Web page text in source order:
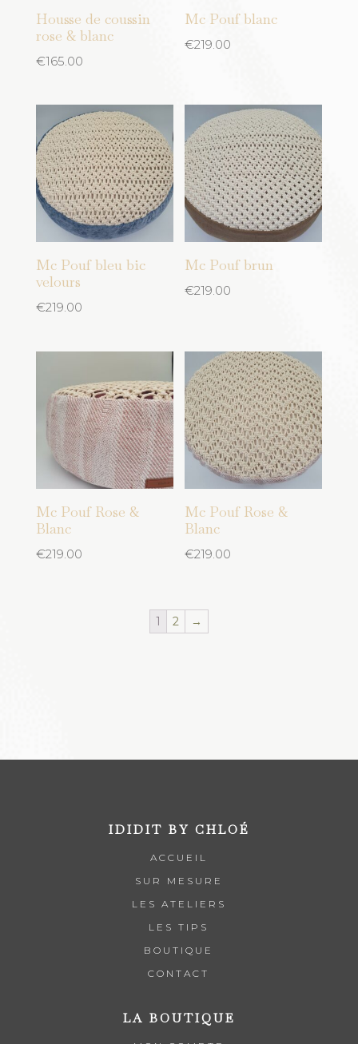
Housse de coussin
rose & blanc
€165.00
Mc Pouf blanc
€219.00
Mc Pouf bleu bic
velours
€219.00
Mc Pouf brun
€219.00
Mc Pouf Rose &
Blanc
€219.00
Mc Pouf Rose &
Blanc
€219.00
1 2 →
IDIDIT BY CHLOÉ
ACCUEIL
SUR MESURE
LES ATELIERS
LES TIPS
BOUTIQUE
CONTACT
LA BOUTIQUE